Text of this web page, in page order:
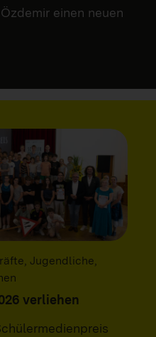
einen neuen
Jugendliche,
verliehen